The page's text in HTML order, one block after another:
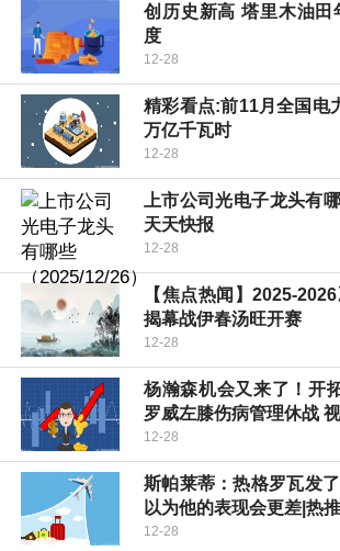
创历史新高 塔里木油田
度
12-28
精彩看点:前11月全国电
万亿千瓦时
12-28
上市公司光电子龙头有
天天快报
12-28
【焦点热闻】2025-
揭幕战伊春汤旺开赛
12-28
杨瀚森机会又来了！开
罗威左膝伤病管理休战
12-28
斯帕莱蒂：热格罗瓦发
以为他的表现会更差|热
12-28